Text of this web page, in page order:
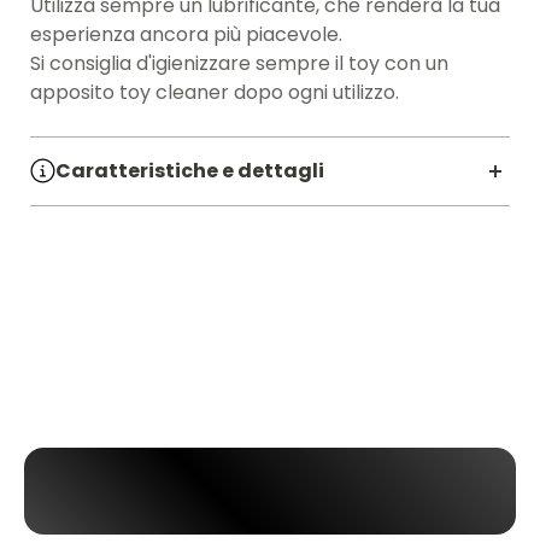
esperienza ancora più piacevole.
Si consiglia d'igienizzare sempre il toy con un
apposito toy cleaner dopo ogni utilizzo.
Caratteristiche e dettagli